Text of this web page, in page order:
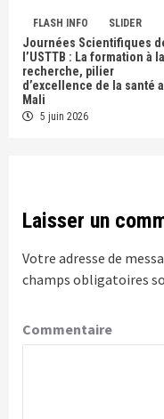
FLASH INFO SLIDER
Journées Scientifiques
l’USTTB : La formation à la
recherche, pilier
d’excellence de la santé
Mali
5 juin 2026
Laisser un
Votre adresse de
champs obligatoires
Commentaire